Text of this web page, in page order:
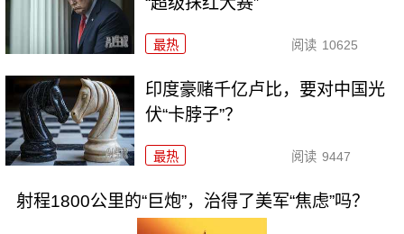
最热 阅读 10625
印度豪赌千亿卢比，要对中国光
伏“卡脖子”？
最热 阅读 9447
射程1800公里的“巨炮”，治得了美军“焦虑”吗？